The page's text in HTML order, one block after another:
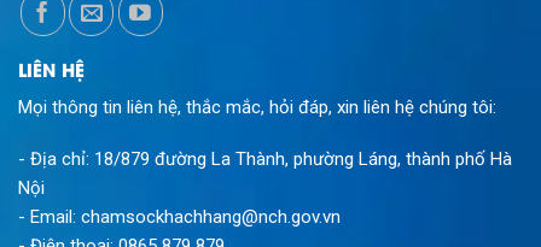
LIÊN HỆ
Mọi thông tin liên hệ, thắc mắc, hỏi đáp, xin liên hệ chúng tôi:
- Địa chỉ: 18/879 đường La Thành, phường Láng, thành phố Hà
Nội
- Email: chamsockhachhang@nch.gov.vn